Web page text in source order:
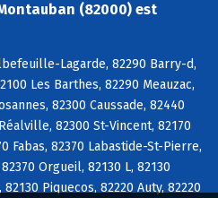
(82000) est
Lagarde, 82290 Barry-d,
Les Barthes, 82290 Meauzac,
82300 Caussade, 82440
82300 St-Vincent, 82170
Fabas, 82370 Labastide-St-Pierre,
Orgueil, 82130 L, 82130
Piquecos, 82220 Auty, 82220